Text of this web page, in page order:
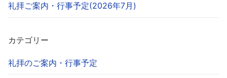
礼拝ご案内・行事予定(2026年7月)
カテゴリー
礼拝のご案内・行事予定